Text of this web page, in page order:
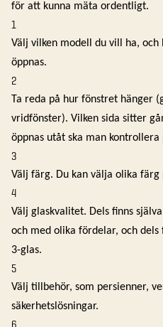
för att kunna mäta ordentligt.
1
Välj vilken modell du vill ha,
öppnas.
2
Ta reda på hur fönstret hänger
vridfönster). Vilken sida sitter
öppnas utåt ska man
3
Välj färg. Du kan välja olika färg
4
Välj glaskvalitet. Dels finns
och med olika fördelar, och
3-glas.
5
Välj tillbehör, som persienner,
säkerhetslösningar.